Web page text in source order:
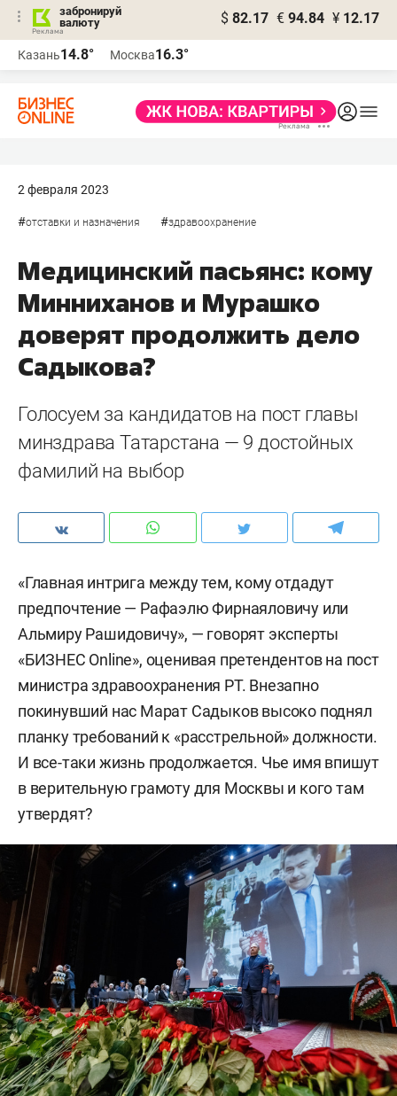
забронируй
валюту
$ 82.17 € 94.84 ¥ 12.17
Казань14.8° Москва16.3°
2 февраля 2023
#отставки и назначения #здравоохранение
Медицинский пасьянс: кому
Минниханов и Мурашко
доверят продолжить дело
Садыкова?
Голосуем за кандидатов на пост главы
минздрава Татарстана — 9 достойных
фамилий на выбор
«Главная интрига между тем, кому отдадут
предпочтение — Рафаэлю Фирнаяловичу или
Альмиру Рашидовичу», — говорят эксперты
«БИЗНЕС Online», оценивая претендентов на пост
министра здравоохранения РТ. Внезапно
покинувший нас Марат Садыков высоко поднял
планку требований к «расстрельной» должности.
И все-таки жизнь продолжается. Чье имя впишут
в верительную грамоту для Москвы и кого там
утвердят?